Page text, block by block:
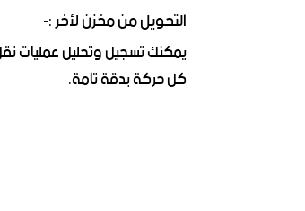
التحويل من مخزن لأخر :-
يمكنك تسجيل وتحليل عمليات
كل حركة بدقة تامة.